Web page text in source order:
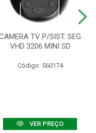
TV P/SIST. SEG
VHD 3206 MINI SD
Código: 560174
VER PREÇO